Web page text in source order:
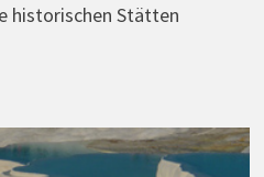
historischen Stätten